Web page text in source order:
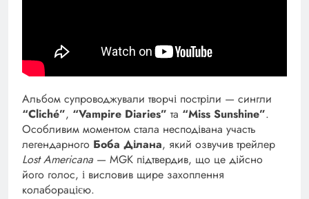
Альбом супроводжували творчі постріли — сингли
“Cliché”, “Vampire Diaries” та “Miss Sunshine”.
Особливим моментом стала несподівана участь
легендарного Боба Ділана, який озвучив трейлер
Lost Americana — MGK підтвердив, що це дійсно
його голос, і висловив щире захоплення
колаборацією.